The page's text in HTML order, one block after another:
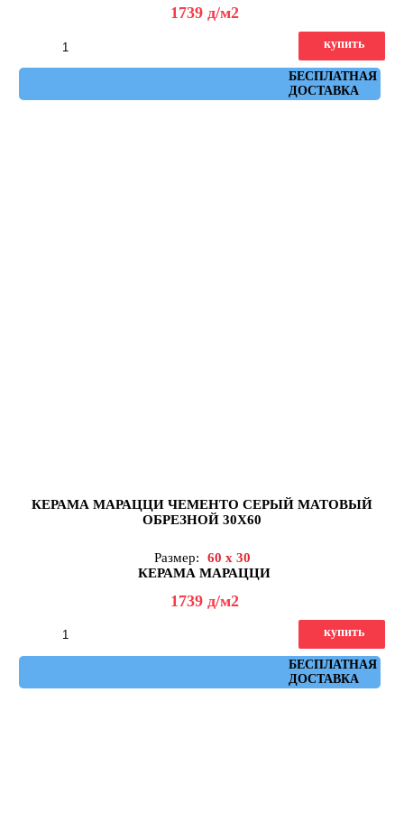
1739 д/м2
БЕСПЛАТНАЯ
ДОСТАВКА
купить
КЕРАМА МАРАЦЦИ ЧЕМЕНТО СЕРЫЙ МАТОВЫЙ
ОБРЕЗНОЙ 30X60
Размер:
60 x 30
КЕРАМА МАРАЦЦИ
1739 д/м2
БЕСПЛАТНАЯ
ДОСТАВКА
купить